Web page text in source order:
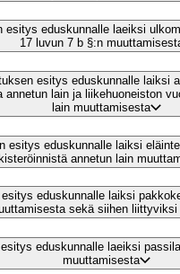
esitys eduskunnalle laeiksi
17 luvun 7 b §:n
esitys eduskunnalle laiksi
annetun lain ja liikehuoneiston
lain muuttamisesta
esitys eduskunnalle laiksi
annetun lain
esitys eduskunnalle laiksi
sekä siihen liittyviksi
eduskunnalle laeiksi
muuttamisesta